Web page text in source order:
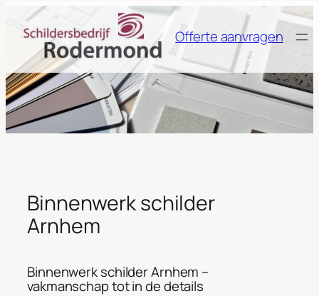
naar
inhoud
Offerte aanvragen
Binnenwerk schilder
Arnhem
Binnenwerk schilder Arnhem –
vakmanschap tot in de details